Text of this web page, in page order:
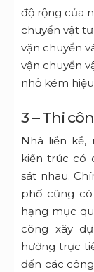
độ rộng của
chuyển vật
vận chuyển
vận chuyển
nhỏ kém
3 – Thi
Nhà liền kề,
kiến trúc có
sát nhau.
phố cũng
hạng mục
công xây
hưởng trực
đến các